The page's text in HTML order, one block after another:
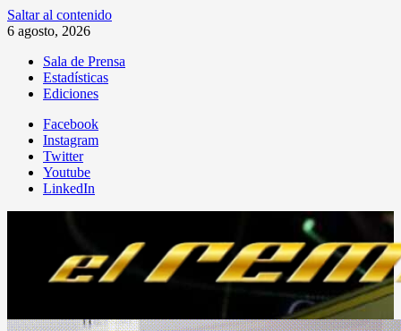
Saltar al contenido
6 agosto, 2026
Sala de Prensa
Estadísticas
Ediciones
Facebook
Instagram
Twitter
Youtube
LinkedIn